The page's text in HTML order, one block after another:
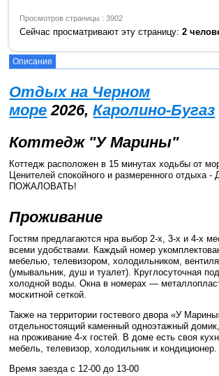
Просмотров страницы : 3902
Сейчас просматривают эту страницу:2
Описание
Отдых на Черном
море 2026,Каролино-Бугаз
Коттедж "У Марины"
Коттедж расположен в 15 минутах ходьбы от
Ценителей спокойного и размеренного отдыха
ПОЖАЛОВАТЬ!
Проживание
Гостям предлагаются нра выбор 2-х, 3-х и 4-х
всеми удобствами. Каждый номер
мебелью, телевизором, холодильником,
(умывальник, душ и туалет). Круглосуточная
холодной воды. Окна в номерах —
москитной сеткой.
Также на территории гостевого двора «У
отдельностоящий каменный одноэтажный
на проживание 4-х гостей. В доме есть своя
мебель, телевизор, холодильник и кондиционер.
Время заезда с 12-00 до 13-00